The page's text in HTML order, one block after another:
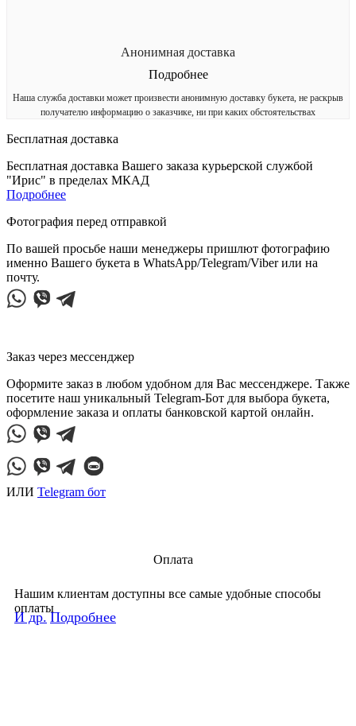
Анонимная доставка
Подробнее
Наша служба доставки может произвести анонимную доставку букета, не раскрыв
получателю информацию о заказчике, ни при каких обстоятельствах
Бесплатная доставка
Бесплатная доставка Вашего заказа курьерской службой
"Ирис" в пределах МКАД
Подробнее
Фотография перед отправкой
По вашей просьбе наши менеджеры пришлют фотографию
именно Вашего букета в WhatsApp/Telegram/Viber или на
почту.
Заказ через мессенджер
Оформите заказ в любом удобном для Вас мессенджере. Также
посетите наш уникальный Telegram-Бот для выбора букета,
оформление заказа и оплаты банковской картой онлайн.
ИЛИ Telegram бот
Оплата
Нашим клиентам доступны все самые удобные способы
оплаты
И др. Подробнее